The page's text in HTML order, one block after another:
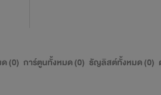
อมเม้นไรท์จะมาต่อน้า
(0) การ์ตูนทั้งหมด (0) ธัญลิสต์ทั้งหมด (0)